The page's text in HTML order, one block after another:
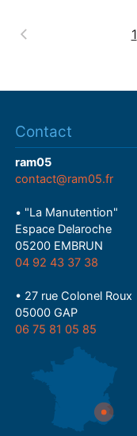
1
Contact
ram05
contact@ram05.fr
• "La Manutention"
Espace Delaroche
05200 EMBRUN
04 92 43 37 38
• 27 rue Colonel Roux
05000 GAP
06 75 81 05 85